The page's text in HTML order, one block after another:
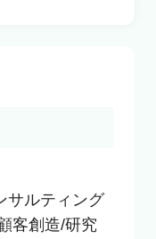
職のご相談・登録
サルティング
客創造/研究